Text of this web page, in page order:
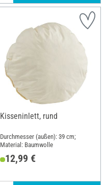
Kisseninlett, rund
Durchmesser (außen): 39 cm;
Material: Baumwolle
12,99 €